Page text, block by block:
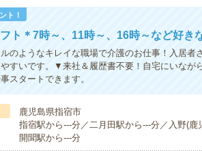
ト！
ト＊7時～、11時～、16時～など好き
のようなキレイな職場で介護のお仕事！入居者
すいです。▼来社＆履歴書不要！自宅にいなが
スタートできます。
鹿児島県指宿市
指宿駅から---分／二月田駅から---分／入野(
開聞駅から---分